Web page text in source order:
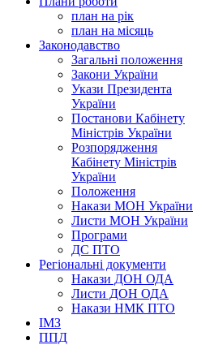
план на рік
план на місяць
Законодавство
Загальні положення
Закони України
Укази Президента
України
Постанови Кабінету
Міністрів України
Розпорядження
Кабінету Міністрів
України
Положення
Накази МОН України
Листи МОН України
Програми
ДС ПТО
Регіональні документи
Накази ДОН ОДА
Листи ДОН ОДА
Накази НМК ПТО
ІМЗ
ППД